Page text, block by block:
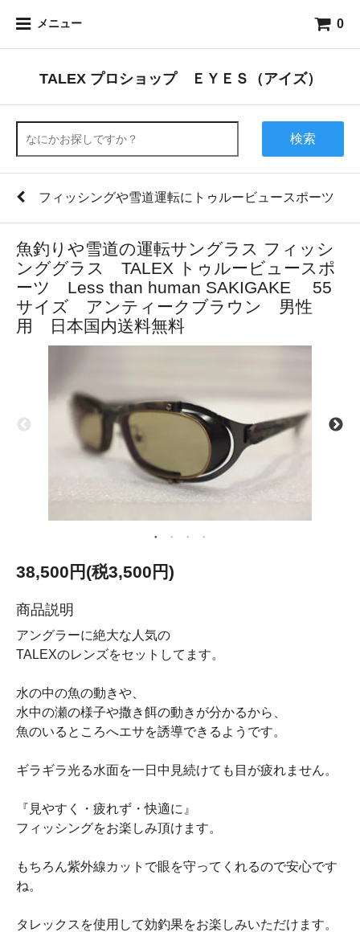
メニュー 0
TALEX プロショップ ＥＹＥＳ（アイズ）
検索
フィッシングや雪道運転にトゥルービュースポーツ
魚釣りや雪道の運転サングラス フィッシ
ンググラス TALEX トゥルービュースポ
ーツ Less than human SAKIGAKE 55
サイズ アンティークブラウン 男性
用 日本国内送料無料
38,500円(税3,500円)
商品説明
アングラーに絶大な人気の
TALEXのレンズをセットしてます。
水の中の魚の動きや、
水中の瀬の様子や撒き餌の動きが分かるから、
魚のいるところへエサを誘導できるようです。
ギラギラ光る水面を一日中見続けても目が疲れません。
『見やすく・疲れず・快適に』
フィッシングをお楽しみ頂けます。
もちろん紫外線カットで眼を守ってくれるので安心です
ね。
タレックスを使用して効釣果をお楽しみいただけます。